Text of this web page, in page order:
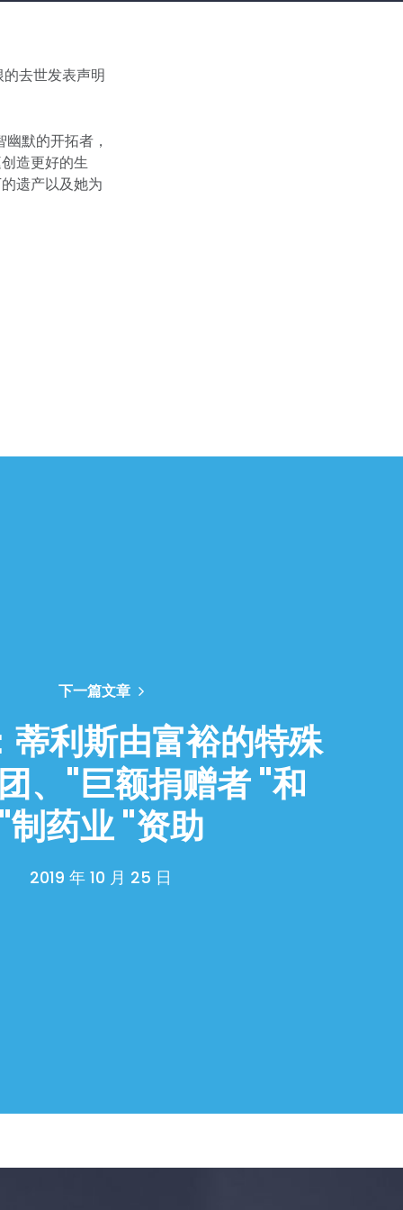
去世发表声明
默的开拓者，
造更好的生
遗产以及她为
下一篇文章
蒂利斯由富裕的特殊
、"巨额捐赠者 "和
制药业 "资助
2019 年 10 月 25 日